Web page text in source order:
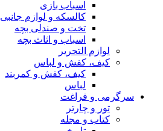
اسباب بازی
کالسکه و لوازم جانبی
تخت و صندلی بچه
اسباب و اثاث بچه
لوازم التحریر
کیف، کفش و لباس
کیف، کفش و کمربند
لباس
سرگرمی و فراغت
تور و چارتر
کتاب و مجله